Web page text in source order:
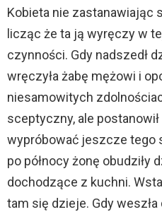
Kobieta nie zastanawiając
licząc że ta ją wyręczy w
czynności. Gdy nadszedł
wręczyła żabę mężowi i
niesamowitych
sceptyczny, ale
wypróbować jeszcze tego
po północy żonę obudziły
dochodzące z kuchni.
tam się dzieje. Gdy